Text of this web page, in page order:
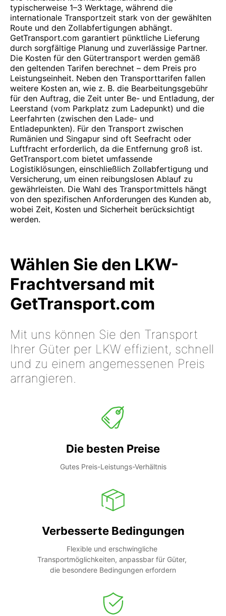
typischerweise 1–3 Werktage, während die
internationale Transportzeit stark von der gewählten
Route und den Zollabfertigungen abhängt.
GetTransport.com garantiert pünktliche Lieferung
durch sorgfältige Planung und zuverlässige Partner.
Die Kosten für den Gütertransport werden gemäß
den geltenden Tarifen berechnet – dem Preis pro
Leistungseinheit. Neben den Transporttarifen fallen
weitere Kosten an, wie z. B. die Bearbeitungsgebühr
für den Auftrag, die Zeit unter Be- und Entladung, der
Leerstand (vom Parkplatz zum Ladepunkt) und die
Leerfahrten (zwischen den Lade- und
Entladepunkten). Für den Transport zwischen
Rumänien und Singapur sind oft Seefracht oder
Luftfracht erforderlich, da die Entfernung groß ist.
GetTransport.com bietet umfassende
Logistiklösungen, einschließlich Zollabfertigung und
Versicherung, um einen reibungslosen Ablauf zu
gewährleisten. Die Wahl des Transportmittels hängt
von den spezifischen Anforderungen des Kunden ab,
wobei Zeit, Kosten und Sicherheit berücksichtigt
werden.
Wählen Sie den LKW-
Frachtversand mit
GetTransport.com
Mit uns können Sie den Transport
Ihrer Güter per LKW effizient, schnell
und zu einem angemessenen Preis
arrangieren.
Die besten Preise
Gutes Preis-Leistungs-Verhältnis
Verbesserte Bedingungen
Flexible und erschwingliche
Transportmöglichkeiten, anpassbar für Güter,
die besondere Bedingungen erfordern